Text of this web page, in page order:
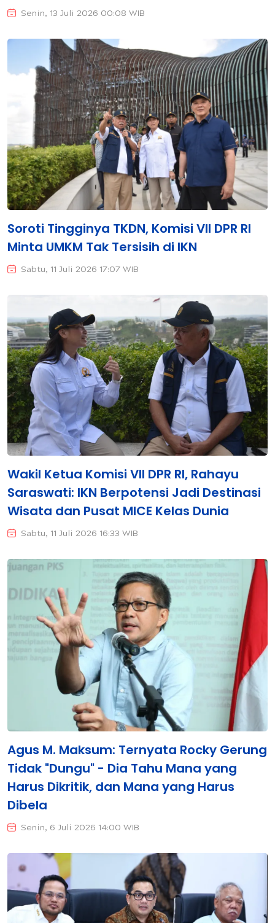
Senin, 13 Juli 2026 00:08 WIB
Soroti Tingginya TKDN, Komisi VII DPR RI
Minta UMKM Tak Tersisih di IKN
Sabtu, 11 Juli 2026 17:07 WIB
Wakil Ketua Komisi VII DPR RI, Rahayu
Saraswati: IKN Berpotensi Jadi Destinasi
Wisata dan Pusat MICE Kelas Dunia
Sabtu, 11 Juli 2026 16:33 WIB
Agus M. Maksum: Ternyata Rocky Gerung
Tidak "Dungu" - Dia Tahu Mana yang
Harus Dikritik, dan Mana yang Harus
Dibela
Senin, 6 Juli 2026 14:00 WIB